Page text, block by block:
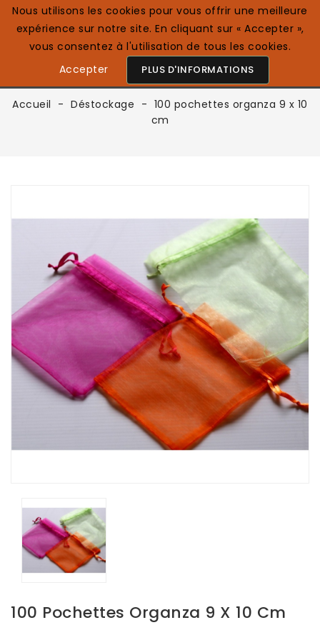
Nous utilisons les cookies pour vous offrir une meilleure
expérience sur notre site. En cliquant sur « Accepter »,
vous consentez à l'utilisation de tous les cookies.
Accepter
PLUS D'INFORMATIONS
Français  0
Accueil Déstockage
100 pochettes organza 9 x 10
cm
100 Pochettes Organza 9 X 10 Cm